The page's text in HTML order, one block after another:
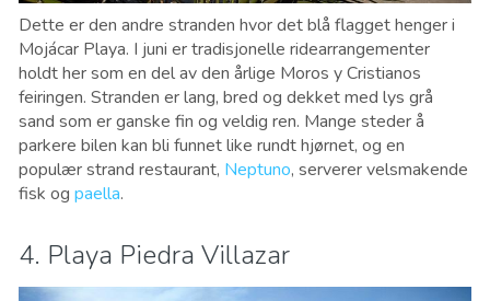
Dette er den andre stranden hvor det blå flagget henger i
Mojácar Playa. I juni er tradisjonelle ridearrangementer
holdt her som en del av den årlige Moros y Cristianos
feiringen. Stranden er lang, bred og dekket med lys grå
sand som er ganske fin og veldig ren. Mange steder å
parkere bilen kan bli funnet like rundt hjørnet, og en
populær strand restaurant, Neptuno, serverer velsmakende
fisk og paella.
4. Playa Piedra Villazar